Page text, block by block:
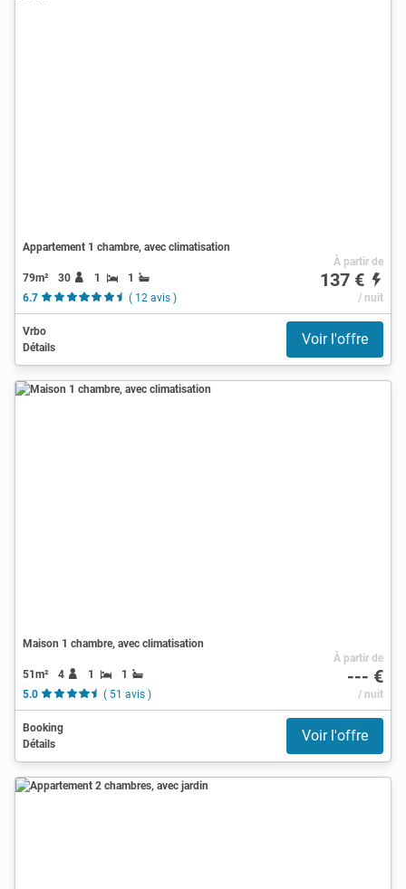
Appartement 1 chambre, avec climatisation
79m² 30 1
1
6.7
( 12 avis )
À partir de
137 €
/ nuit
Vrbo
Détails
Voir l'offre
Maison 1 chambre, avec climatisation
51m² 4 1
1
5.0
( 51 avis )
À partir de
--- €
/ nuit
Booking
Détails
Voir l'offre